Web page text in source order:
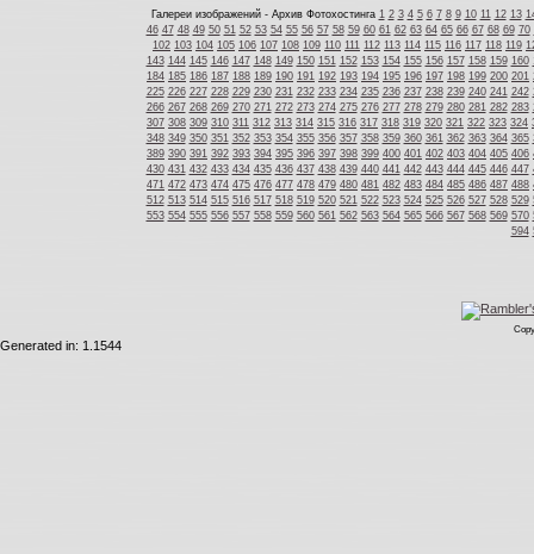
Галереи изображений - Архив Фотохостинга 1 2 3 4 5 6 7 8 9 10 11 12 13
46 47 48 49 50 51 52 53 54 55 56 57 58 59 60 61 62 63 64 65 66 67 68 69 70
102 103 104 105 106 107 108 109 110 111 112 113 114 115 116 117 118 119
143 144 145 146 147 148 149 150 151 152 153 154 155 156 157 158 159 160
184 185 186 187 188 189 190 191 192 193 194 195 196 197 198 199 200 201
225 226 227 228 229 230 231 232 233 234 235 236 237 238 239 240 241 242
266 267 268 269 270 271 272 273 274 275 276 277 278 279 280 281 282 283
307 308 309 310 311 312 313 314 315 316 317 318 319 320 321 322 323 324
348 349 350 351 352 353 354 355 356 357 358 359 360 361 362 363 364 365
389 390 391 392 393 394 395 396 397 398 399 400 401 402 403 404 405 406
430 431 432 433 434 435 436 437 438 439 440 441 442 443 444 445 446 447
471 472 473 474 475 476 477 478 479 480 481 482 483 484 485 486 487 488
512 513 514 515 516 517 518 519 520 521 522 523 524 525 526 527 528 529
553 554 555 556 557 558 559 560 561 562 563 564 565 566 567 568 569 570
594
Generated in: 1.1544